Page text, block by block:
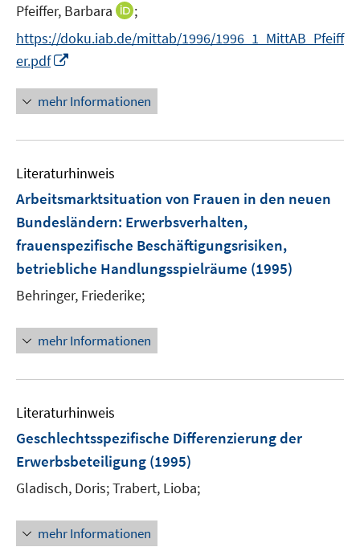
Pfeiffer, Barbara
I
n
n
u
e
F
s
t
e
r
ö
f
n
e
n
;
https://doku.iab.de/mittab/1996/1996_1_MittAB_Pfeiff
er.pdf
n
e
u
m
F
e
n
s
t
e
ö
f
n
e
mehr Informationen
Literaturhinweis
Arbeitsmarktsituation von Frauen in den neuen
Bundesländern: Erwerbsverhalten,
frauenspezifische Beschäftigungsrisiken,
betriebliche Handlungsspielräume (1995)
Behringer, Friederike;
mehr Informationen
Literaturhinweis
Geschlechtsspezifische Differenzierung der
Erwerbsbeteiligung (1995)
Gladisch, Doris;Trabert, Lioba;
mehr Informationen